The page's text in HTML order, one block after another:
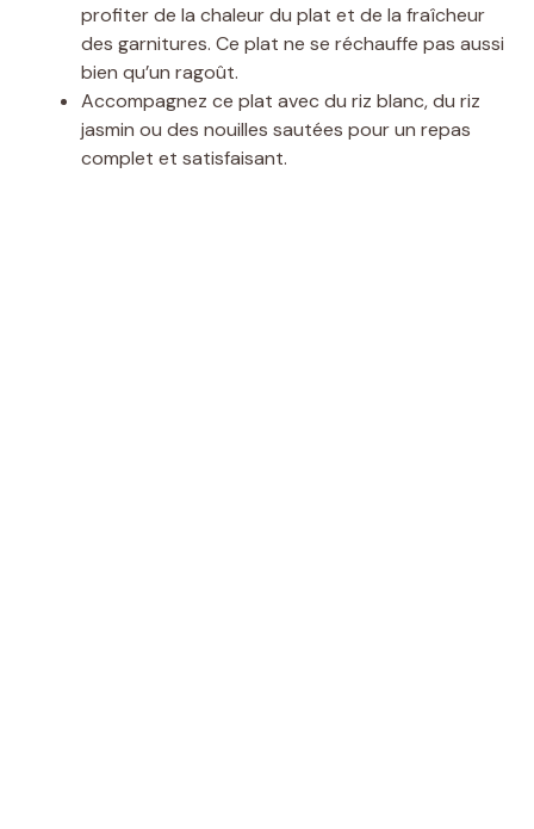
profiter de la chaleur du plat et de la fraîcheur
des garnitures. Ce plat ne se réchauffe pas aussi
bien qu’un ragoût.
Accompagnez ce plat avec du riz blanc, du riz
jasmin ou des nouilles sautées pour un repas
complet et satisfaisant.